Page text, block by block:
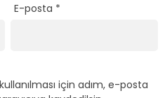
E-posta *
için adım, e-posta